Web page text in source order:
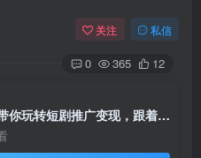
关注 私信
0 365 12
千万播放大佬分享短剧经验，带你玩转短剧推广变现，跟着操作看一遍就会